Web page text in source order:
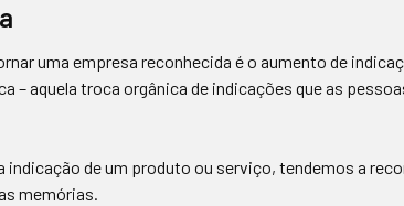
uma empresa reconhecida é o aumento de
– aquela troca orgânica de indicações que as
indicação de um produto ou serviço, tendemos a
memórias.